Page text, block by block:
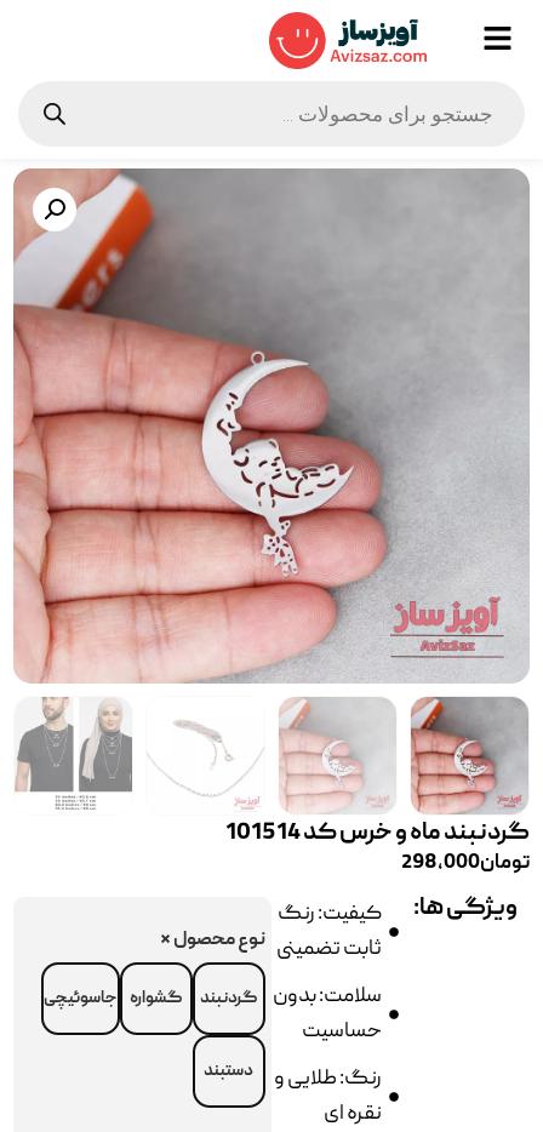
گردنبند ماه و خرس کد 101514
تومان298,000
ویژگی ها:
کیفیت: رنگ
ثابت تضمینی
سلامت: بدون
حساسیت
رنگ: طلایی و
نقره ای
نوع محصول*
گردنبند گشواره جاسوئیچی
دستبند